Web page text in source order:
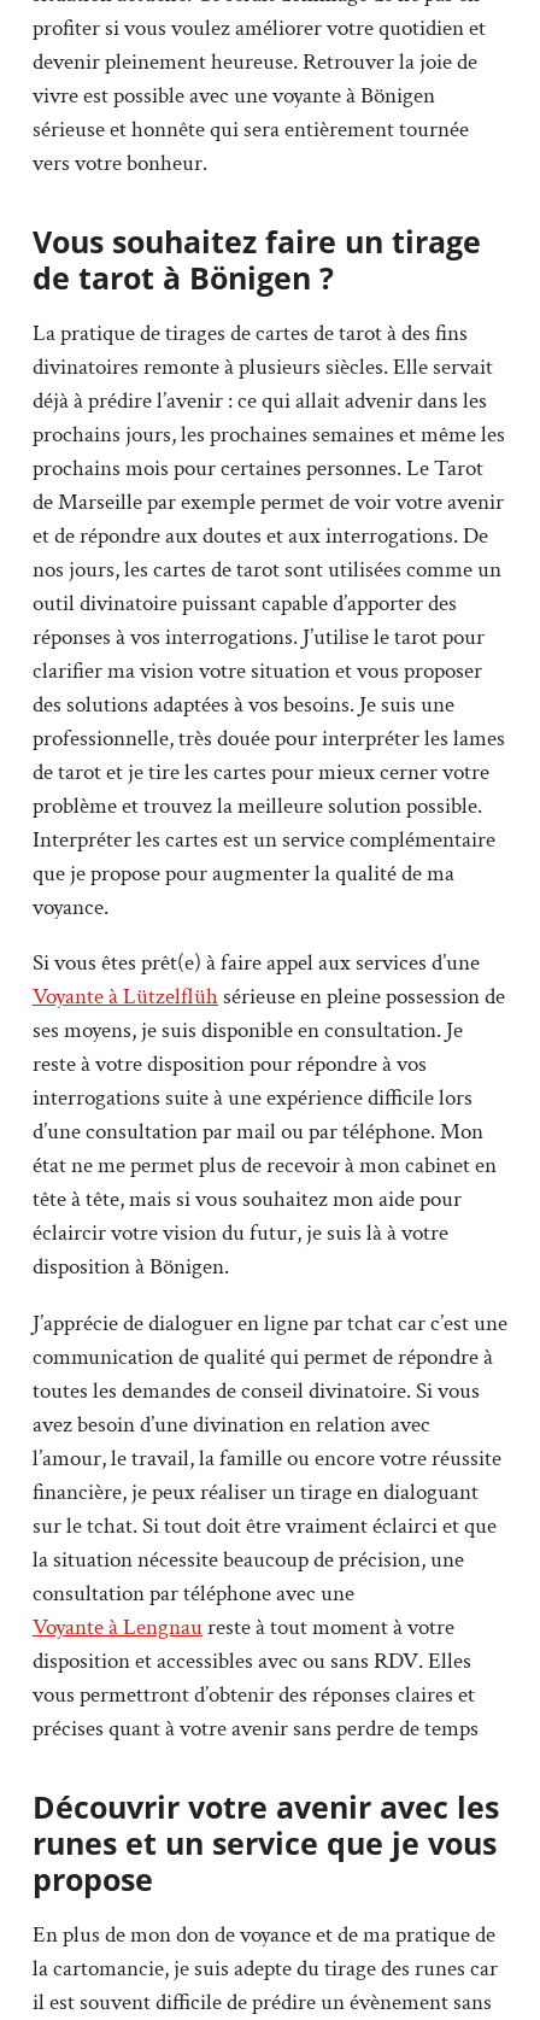
profiter si vous voulez améliorer votre quotidien et
devenir pleinement heureuse. Retrouver la joie de
vivre est possible avec une voyante à Bönigen
sérieuse et honnête qui sera entièrement tournée
vers votre bonheur.
Vous souhaitez faire un tirage
de tarot à Bönigen ?
La pratique de tirages de cartes de tarot à des fins
divinatoires remonte à plusieurs siècles. Elle servait
déjà à prédire l’avenir : ce qui allait advenir dans les
prochains jours, les prochaines semaines et même les
prochains mois pour certaines personnes. Le Tarot
de Marseille par exemple permet de voir votre avenir
et de répondre aux doutes et aux interrogations. De
nos jours, les cartes de tarot sont utilisées comme un
outil divinatoire puissant capable d’apporter des
réponses à vos interrogations. J’utilise le tarot pour
clarifier ma vision votre situation et vous proposer
des solutions adaptées à vos besoins. Je suis une
professionnelle, très douée pour interpréter les lames
de tarot et je tire les cartes pour mieux cerner votre
problème et trouvez la meilleure solution possible.
Interpréter les cartes est un service complémentaire
que je propose pour augmenter la qualité de ma
voyance.
Si vous êtes prêt(e) à faire appel aux services d’une
Voyante à Lützelflühsérieuse en pleine possession de
ses moyens, je suis disponible en consultation. Je
reste à votre disposition pour répondre à vos
interrogations suite à une expérience difficile lors
d’une consultation par mail ou par téléphone. Mon
état ne me permet plus de recevoir à mon cabinet en
tête à tête, mais si vous souhaitez mon aide pour
éclaircir votre vision du futur, je suis là à votre
disposition à Bönigen.
J’apprécie de dialoguer en ligne par tchat car c’est une
communication de qualité qui permet de répondre à
toutes les demandes de conseil divinatoire. Si vous
avez besoin d’une divination en relation avec
l’amour, le travail, la famille ou encore votre réussite
financière, je peux réaliser un tirage en dialoguant
sur le tchat. Si tout doit être vraiment éclairci et que
la situation nécessite beaucoup de précision, une
consultation par téléphone avec une
Voyante à Lengnaureste à tout moment à votre
disposition et accessibles avec ou sans RDV. Elles
vous permettront d’obtenir des réponses claires et
précises quant à votre avenir sans perdre de temps
Découvrir votre avenir avec les
runes et un service que je vous
propose
En plus de mon don de voyance et de ma pratique de
la cartomancie, je suis adepte du tirage des runes car
il est souvent difficile de prédire un évènement sans